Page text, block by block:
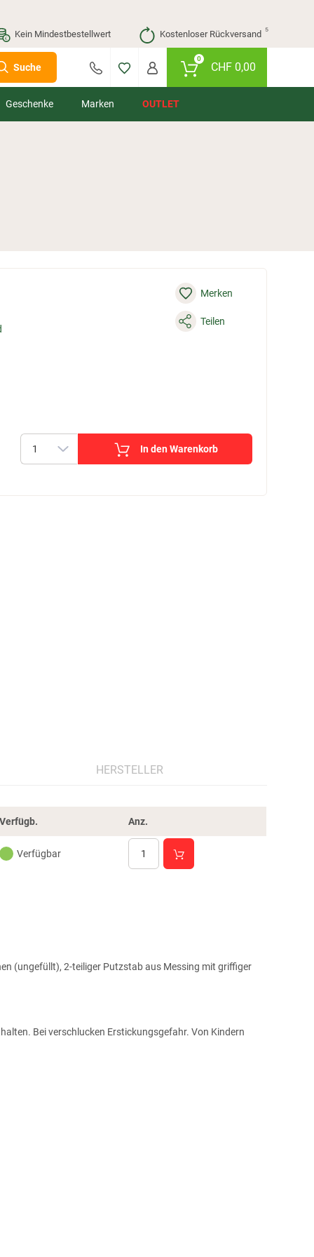
Kein Mindestbestellwert Kostenloser Rückversand ⁵
Suche
0
CHF0,00
Geschenke Marken OUTLET
Merken
Teilen
In den Warenkorb
HERSTELLER
Verfügb. Anz.
Verfügbar
(ungefüllt), 2-teiliger Putzstab aus Messing mit griffiger
Bei verschlucken Erstickungsgefahr. Von Kindern